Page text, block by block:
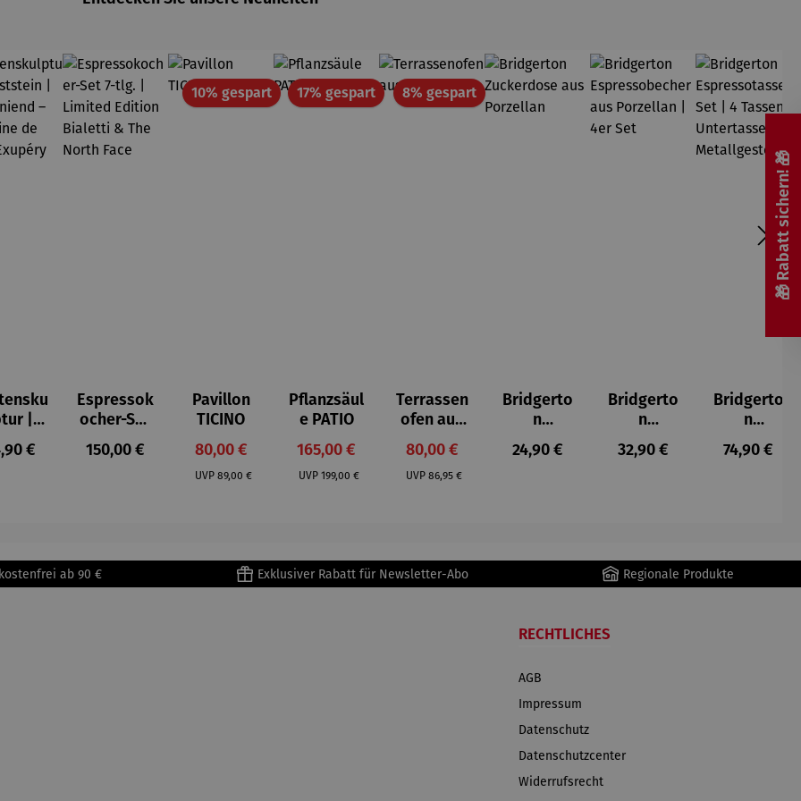
|
Preis:
€
Espressok
ocher-Set
7-tlg. |
Limited
Regulärer Preis:
150,00 €
10% gespartRabatt
Pavillon
TICINO
Verkaufspreis:
80,00 €
UVP Regulärer Preis:
89,00 €
17% gespartRabatt
Pflanzsäul
e PATIO
Verkaufspreis:
165,00 €
UVP Regulärer Preis:
199,00 €
8% gespartRabatt
Terrassen
ofen aus
Gusseisen
Verkaufspreis:
80,00 €
UVP Regulärer Preis:
86,95 €
Bridgerto
n
Zuckerdo
se aus
Regulärer Preis:
24,90 €
Bridgerto
n
Espresso
becher
Regulärer Preis:
32,90 €
Bridgerto
n
Espressot
assen Set
Metallges
Regulärer
74,90 €
ab 90 € Exklusiver Rabatt für Newsletter-Abo Regionale Produkte
RECHTLICHES
AGB
Impressum
Datenschutz
Datenschutzcenter
Widerrufsrecht
🎁 Rabatt sichern! 🎁